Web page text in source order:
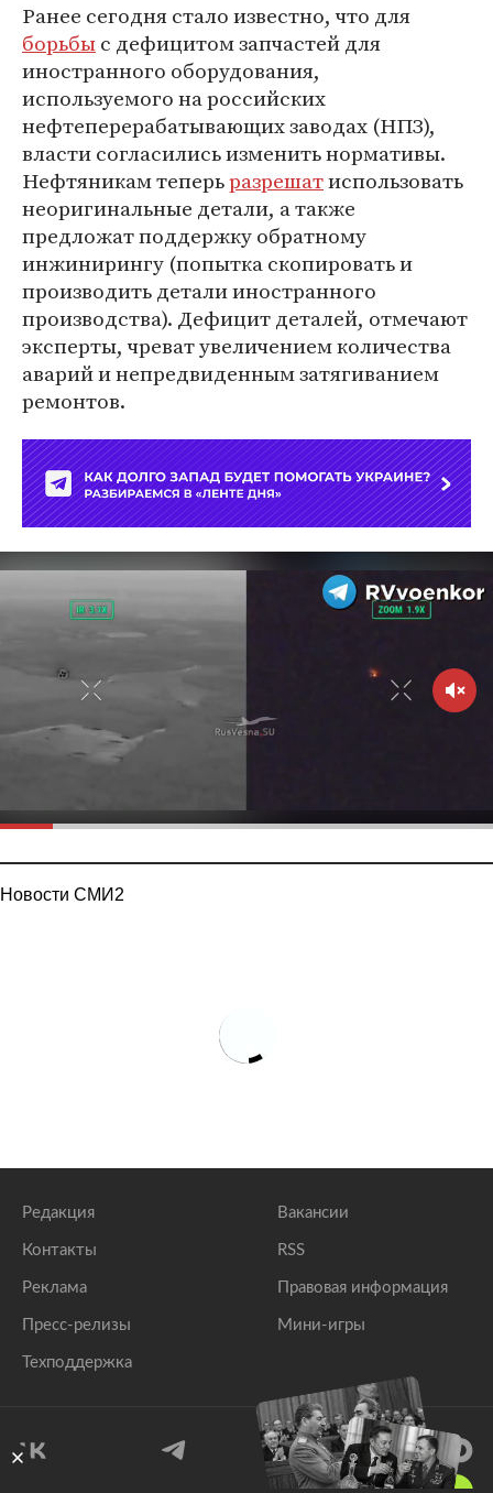
Ранее сегодня стало известно, что для
борьбыс дефицитом запчастей для
иностранного оборудования,
используемого на российских
нефтеперерабатывающих заводах (НПЗ),
власти согласились изменить нормативы.
Нефтяникам теперьразрешатиспользовать
неоригинальные детали, а также
предложат поддержку обратному
инжинирингу (попытка скопировать и
производить детали иностранного
производства). Дефицит деталей, отмечают
эксперты, чреват увеличением количества
аварий и непредвиденным затягиванием
ремонтов.
Новости СМИ2
Редакция
Контакты
Реклама
Пресс-релизы
Техподдержка
Вакансии
RSS
Правовая информация
Мини-игры